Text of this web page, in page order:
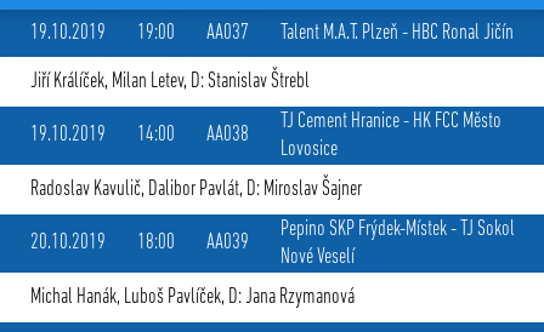
19.10.2019
19:00 AA037 Talent M.A.T. Plzeň - HBC Ronal Jičín
Jiří Králíček, Milan Letev, D: Stanislav Štrebl
19.10.2019 14:00 AA038
TJ Cement Hranice- HK FCC Město
Lovosice
Radoslav Kavulič, Dalibor Pavlát, D: Miroslav Šajner
20.10.2019 18:00 AA039
Pepino SKP Frýdek-Místek- TJ Sokol
Nové Veselí
Michal Hanák, Luboš Pavlíček, D: Jana Rzymanová